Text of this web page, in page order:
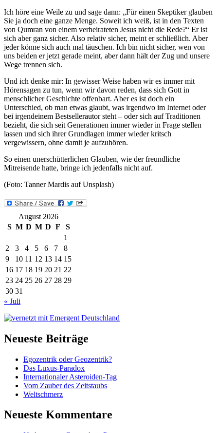
Ich höre eine Weile zu und sage dann: „Für einen Skeptiker glauben
Sie ja doch eine ganze Menge. Soweit ich weiß, ist in den Texten
von Qumran von einem verheirateten Jesus nicht die Rede?“ Er ist
sich aber ganz sicher. Also relativ sicher, meint er schließlich. Aber
jeder könne sich auch mal täuschen. Ich bin nicht sicher, wen von
uns beiden er jetzt gerade meint, aber dann hält der Zug und unsere
Wege trennen sich.
Und ich denke mir: In gewisser Weise haben wir es immer mit
Hörensagen zu tun, wenn wir davon reden, dass sich Gott in
menschlicher Geschichte offenbart. Aber es ist doch ein
Unterschied, ob man etwas glaubt, was irgendwo im Internet oder
bei irgendeinem Bestsellerautor steht – oder sich auf Traditionen
bezieht, die sich seit Generationen immer wieder in Frage stellen
lassen und sich ihrer Grundlagen immer wieder kritsch
vergewissern, ohne damit je aufzuhören.
So einen unerschütterlichen Glauben, wie der freundliche
Mitreisende hatte, bringe ich jedenfalls nicht auf.
(Foto: Tanner Mardis auf Unsplash)
August 2026
S M D M D F
S
1
2
3 4 5 6 7
8
9
10 11 12 13 14 15
16 17 18 19 20 21 22
23 24 25 26 27 28 29
30 31
« Juli
Neueste Beiträge
Egozentrik oder Geozentrik?
Das Luxus-Paradox
Internationaler Asteroiden-Tag
Vom Zauber des Zeitstaubs
Weltschmerz
Neueste Kommentare